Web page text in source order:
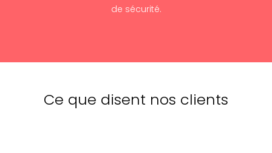
de sécurité.
Ce que disent nos clients